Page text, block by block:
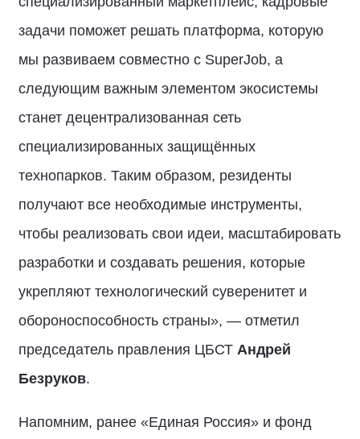
задачи поможет решать платформа, которую
мы развиваем совместно с SuperJob, а
следующим важным элементом экосистемы
станет децентрализованная сеть
специализированных защищённых
технопарков. Таким образом, резиденты
получают все необходимые инструменты,
чтобы реализовать свои идеи, масштабировать
разработки и создавать решения, которые
укрепляют технологический суверенитет и
обороноспособность страны», — отметил
председатель правления ЦБСТ Андрей
Безруков.
Напомним, ранее «Единая Россия» и фонд